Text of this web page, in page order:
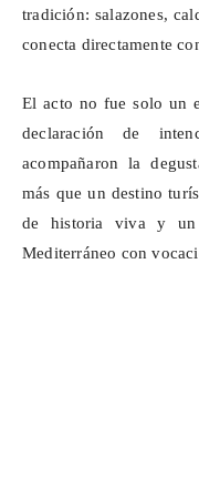
tradición: salazones,
conecta directamente
El acto no fue solo un
declaración de
acompañaron la
más que un destino
de historia viva y un
Mediterráneo con